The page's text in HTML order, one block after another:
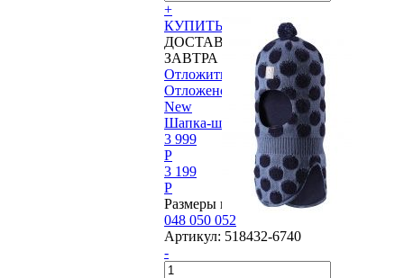
+
КУПИТЬ
ДОСТАВИМ
ЗАВТРА
Отложить
Отложено
New
Шапка-шлем Reima®, Salla
3 999
P
3 199
P
Размеры в наличии:
048 050 052
Артикул: 518432-6740
-